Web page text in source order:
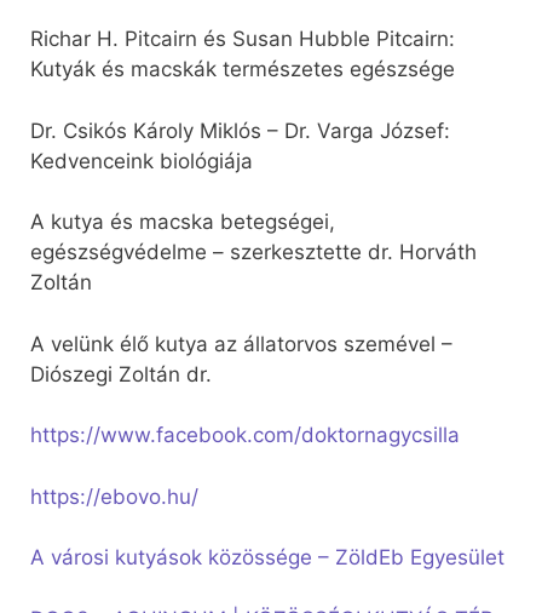
Richar H. Pitcairn és Susan Hubble Pitcairn:
Kutyák és macskák természetes egészsége
Dr. Csikós Károly Miklós – Dr. Varga József:
Kedvenceink biológiája
A kutya és macska betegségei,
egészségvédelme – szerkesztette dr. Horváth
Zoltán
A velünk élő kutya az állatorvos szemével –
Diószegi Zoltán dr.
https://www.facebook.com/doktornagycsilla
https://ebovo.hu/
A városi kutyások közössége – ZöldEb Egyesület